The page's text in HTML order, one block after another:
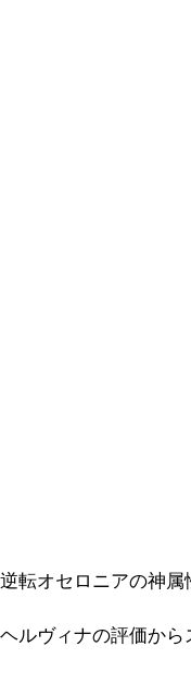
逆転オセロニアの神属
ヘルヴィナの評価から